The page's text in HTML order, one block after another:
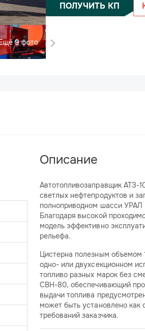
9 фото
ПОЛУЧИТЬ КП
Описание
Автотопливозаправщик АТЗ-
светлых нефтепродуктов и
полноприводном шасси УРАЛ
Благодаря высокой
модель эффективно
рельефа.
Цистерна полезным объемом
одно- или двухсекционном
топливо разных марок без
СВН-80, обеспечивающий
выдачи топлива
может быть установлено как
требований заказчика.